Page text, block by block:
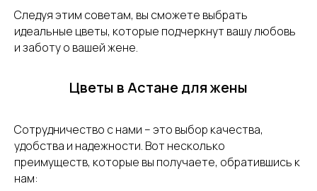
Следуя этим советам, вы сможете выбрать
идеальные цветы, которые подчеркнут вашу любовь
и заботу о вашей жене.
Цветы в Астане для жены
Сотрудничество с нами – это выбор качества,
удобства и надежности. Вот несколько
преимуществ, которые вы получаете, обратившись к
нам: